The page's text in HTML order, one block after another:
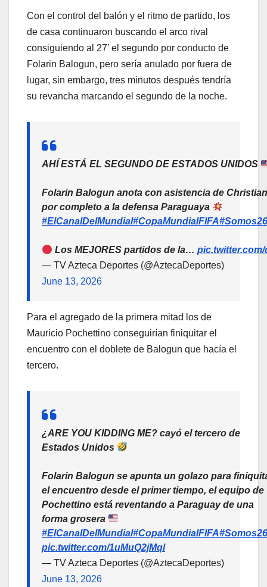
Con el control del balón y el ritmo de partido, los
de casa continuaron buscando el arco rival
consiguiendo al 27’ el segundo por conducto de
Folarin Balogun, pero sería anulado por fuera de
lugar, sin embargo, tres minutos después tendría
su revancha marcando el segundo de la noche.
AHÍ ESTÁ EL SEGUNDO DE ESTADOS UNIDOS
Folarin Balogun anota con asistencia de
por completo a la defensa Paraguaya
#ElCanalDelMundial#CopaMundialFIFA#Somos26
Los MEJORES partidos de la…
— TV Azteca Deportes (@AztecaDeportes)
June 13, 2026
Para el agregado de la primera mitad los de
Mauricio Pochettino conseguirían finiquitar el
encuentro con el doblete de Balogun que hacía el
tercero.
¿ARE YOU KIDDING ME? cayó el tercero de
Estados Unidos
Folarin Balogun se apunta un golazo para
el encuentro desde el primer tiempo, el equipo de
Pochettino está reventando a Paraguay de una
forma grosera
#ElCanalDelMundial#CopaMundialFIFA#Somos26
pic.twitter.com/1uMuQ2jMql
— TV Azteca Deportes (@AztecaDeportes)
June 13, 2026